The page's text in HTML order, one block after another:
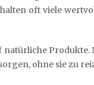
oft viele
Produkte.
ohne sie zu